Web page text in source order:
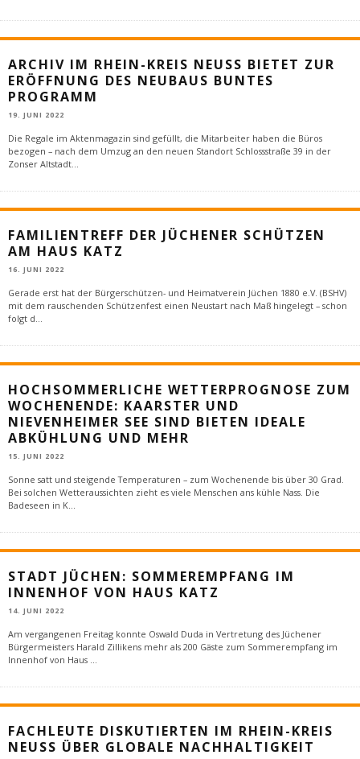
ARCHIV IM RHEIN-KREIS NEUSS BIETET ZUR
ERÖFFNUNG DES NEUBAUS BUNTES
PROGRAMM
19. JUNI 2022
Die Regale im Aktenmagazin sind gefüllt, die Mitarbeiter haben die Büros
bezogen – nach dem Umzug an den neuen Standort Schlossstraße 39 in der
Zonser Altstadt
FAMILIENTREFF DER JÜCHENER SCHÜTZEN
AM HAUS KATZ
16. JUNI 2022
Gerade erst hat der Bürgerschützen- und Heimatverein Jüchen 1880 e.V. (BSHV)
mit dem rauschenden Schützenfest einen Neustart nach Maß hingelegt – schon
folgt d...
HOCHSOMMERLICHE WETTERPROGNOSE ZUM
WOCHENENDE: KAARSTER UND
NIEVENHEIMER SEE SIND BIETEN IDEALE
ABKÜHLUNG UND MEHR
15. JUNI 2022
Sonne satt und steigende Temperaturen – zum Wochenende bis über 30 Grad.
Bei solchen Wetteraussichten zieht es viele Menschen ans kühle Nass. Die
Badeseen in K...
STADT JÜCHEN: SOMMEREMPFANG IM
INNENHOF VON HAUS KATZ
14. JUNI 2022
Am vergangenen Freitag konnte Oswald Duda in Vertretung des Jüchener
Bürgermeisters Harald Zillikens mehr als 200 Gäste zum Sommerempfang im
Innenhof von Haus ...
FACHLEUTE DISKUTIERTEN IM RHEIN-KREIS
NEUSS ÜBER GLOBALE NACHHALTIGKEIT